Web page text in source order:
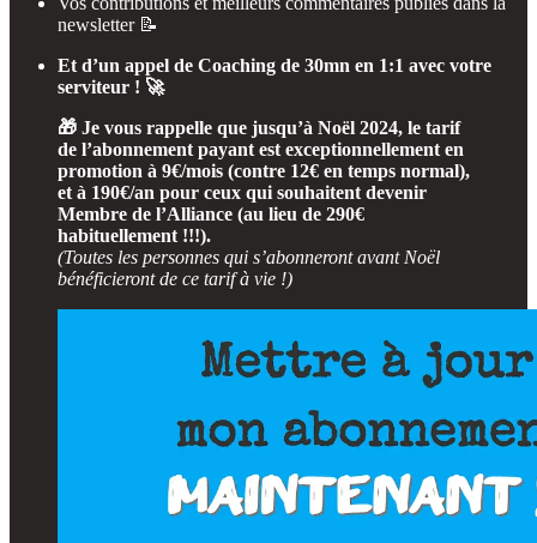
newsletter 📝
Et d’un appel de Coaching de 30mn en 1:1 avec votre
serviteur ! 🚀
🎁 Je vous rappelle que jusqu’à Noël 2024, le tarif
de l’abonnement payant est exceptionnellement en
promotion à 9€/mois (contre 12€ en temps normal),
et à 190€/an pour ceux qui souhaitent devenir
Membre de l’Alliance (au lieu de 290€
habituellement !!!).
(Toutes les personnes qui s’abonneront avant Noël
bénéficieront de ce tarif à vie !)